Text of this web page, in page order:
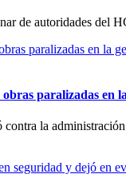
de autoridades del
paralizadas en
la